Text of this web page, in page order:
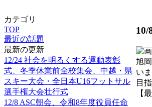
カテゴリ
TOP
最近の話題
最新の更新
12/24 社会を明るくする運動表彰
式、冬季休業前全校集会、中越・県
スキー大会・全日本U16フットサル
選手権大会壮行式
12/8 ASC朝会、令和8年度役員任命
10/
旭
い
目
【